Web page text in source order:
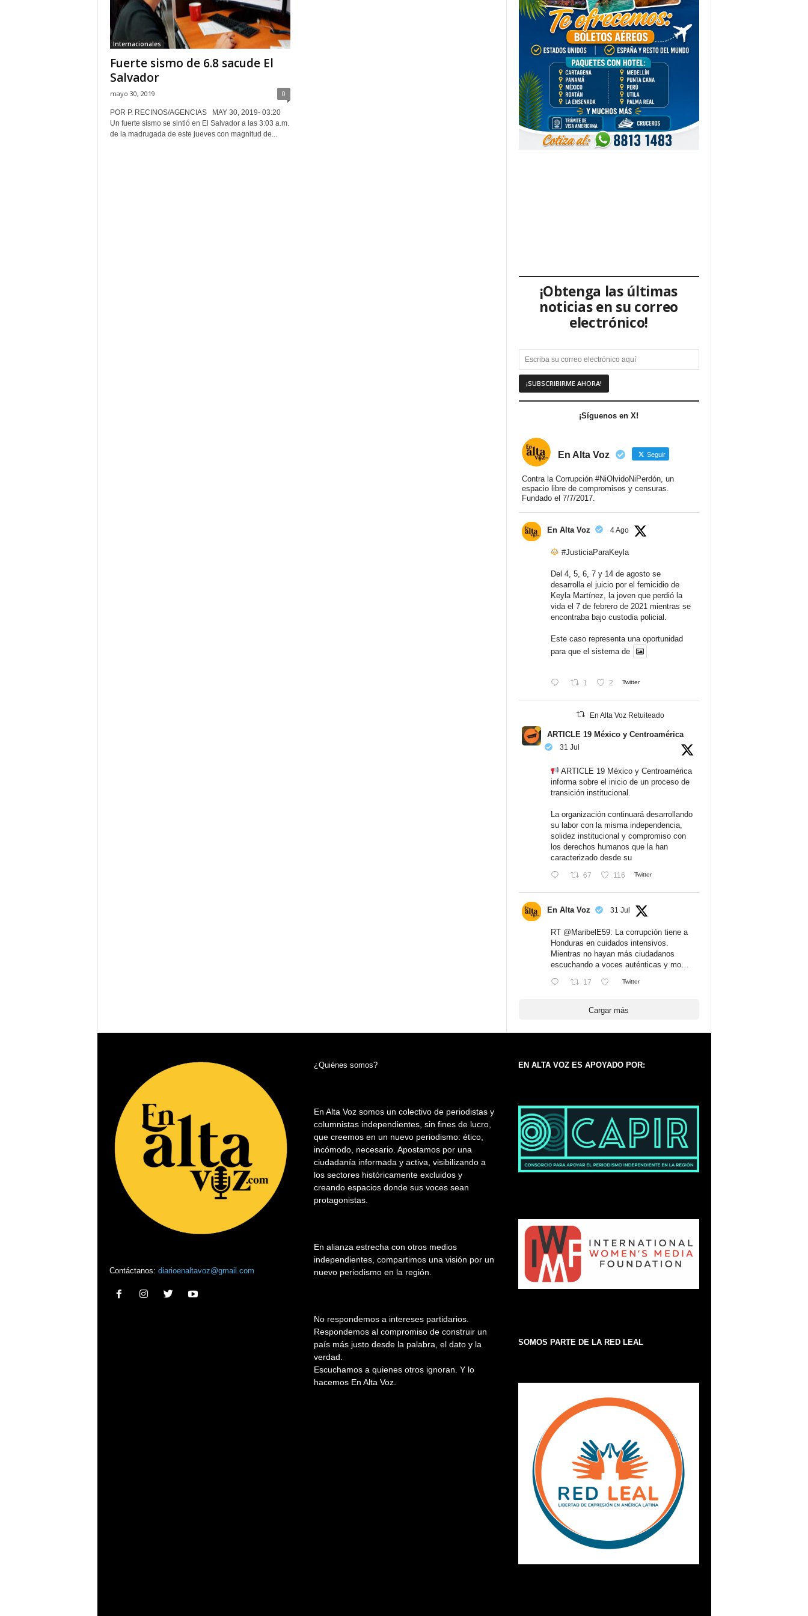
Internacionales
Fuerte sismo de 6.8 sacude El
Salvador
mayo 30, 2019 0
POR P. RECINOS/AGENCIAS MAY 30, 2019- 03:20
Un fuerte sismo se sintió en El Salvador a las 3:03 a.m.
de la madrugada de este jueves con magnitud de...
¡Obtenga las últimas
noticias en su correo
electrónico!
¡Síguenos en X!
En Alta Voz Seguir
Contra la Corrupción #NiOlvidoNiPerdón, un
espacio libre de compromisos y censuras.
Fundado el 7/7/2017.
En Alta Voz 4 Ago
#JusticiaParaKeyla
Del 4, 5, 6, 7 y 14 de agosto se
desarrolla el juicio por el femicidio de
Keyla Martínez, la joven que perdió la
vida el 7 de febrero de 2021 mientras se
encontraba bajo custodia policial.
Este caso representa una oportunidad
para que el sistema de
1 2 Twitter
En Alta Voz Retuiteado
ARTICLE 19 México y Centroamérica
31 Jul
ARTICLE 19 México y Centroamérica
informa sobre el inicio de un proceso de
transición institucional.
La organización continuará desarrollando
su labor con la misma independencia,
solidez institucional y compromiso con
los derechos humanos que la han
caracterizado desde su
67 116 Twitter
En Alta Voz 31 Jul
RT @MaribelE59: La corrupción tiene a
Honduras en cuidados intensivos.
Mientras no hayan más ciudadanos
escuchando a voces auténticas y mo…
17 Twitter
Cargar más
Contáctanos: diarioenaltavoz@gmail.com
¿Quiénes somos?
En Alta Voz somos un colectivo de periodistas y
columnistas independientes, sin fines de lucro,
que creemos en un nuevo periodismo: ético,
incómodo, necesario. Apostamos por una
ciudadanía informada y activa, visibilizando a
los sectores históricamente excluidos y
creando espacios donde sus voces sean
protagonistas.
En alianza estrecha con otros medios
independientes, compartimos una visión por un
nuevo periodismo en la región.
No respondemos a intereses partidarios.
Respondemos al compromiso de construir un
país más justo desde la palabra, el dato y la
verdad.
Escuchamos a quienes otros ignoran. Y lo
hacemos En Alta Voz.
EN ALTA VOZ ES APOYADO POR:
SOMOS PARTE DE LA RED LEAL